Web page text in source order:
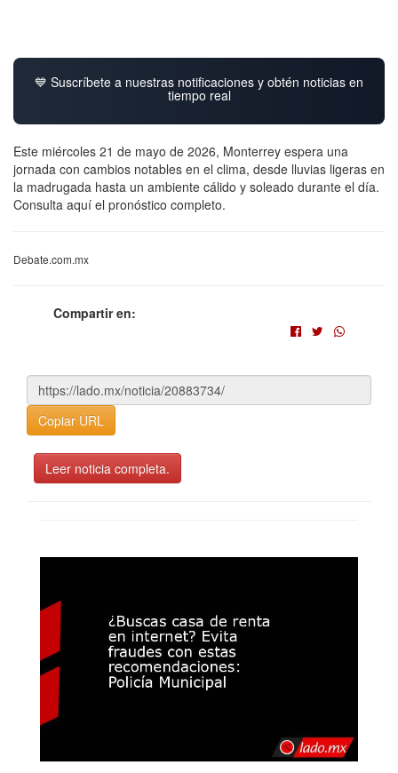
💙 Suscríbete a nuestras notificaciones y obtén noticias en
tiempo real
Este miércoles 21 de mayo de 2026, Monterrey espera una
jornada con cambios notables en el clima, desde lluvias ligeras en
la madrugada hasta un ambiente cálido y soleado durante el día.
Consulta aquí el pronóstico completo.
Debate.com.mx
Compartir en:
Copiar URL
Leer noticia completa.